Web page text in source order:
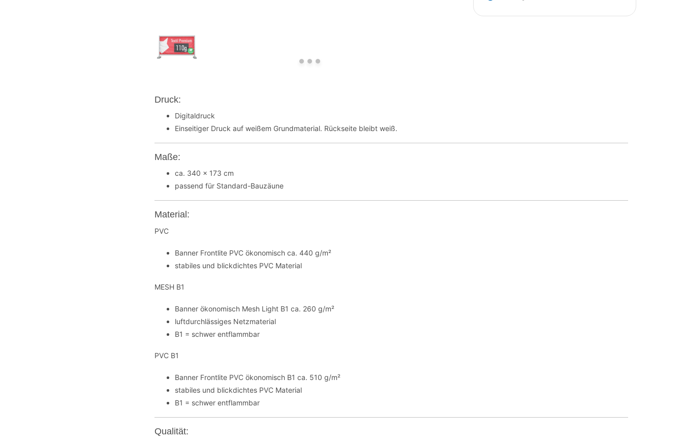
Druck:
Digitaldruck
Einseitiger Druck auf weißem Grundmaterial. Rückseite bleibt weiß.
Maße:
ca. 340 x 173 cm
passend für Standard-Bauzäune
Material:
PVC
Banner Frontlite PVC ökonomisch ca. 440 g/m²
stabiles und blickdichtes PVC Material
MESH B1
Banner ökonomisch Mesh Light B1 ca. 260 g/m²
luftdurchlässiges Netzmaterial
B1 = schwer entflammbar
PVC B1
Banner Frontlite PVC ökonomisch B1 ca. 510 g/m²
stabiles und blickdichtes PVC Material
B1 = schwer entflammbar
Qualität: